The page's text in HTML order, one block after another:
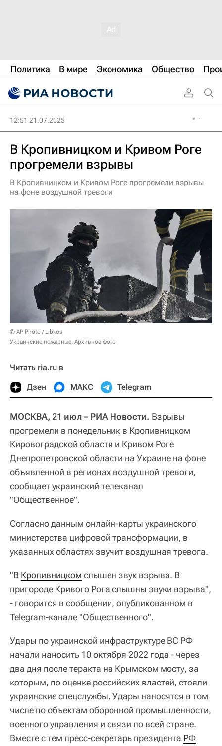
Политика В мире Экономика Общество
12:51 21.07.2025
В Кропивницком и Кривом Роге
прогремели взрывы
В Кропивницком и Кривом Роге прогремели взрывы
на фоне воздушной тревоги
© AP Photo / Libkos
Украинские пожарные. Архивное фото
Читать ria.ru в
Дзен МАКС Telegram
МОСКВА, 21 июл – РИА Новости. Взрывы
прогремели в понедельник в Кропивницком
Кировоградской области и Кривом Роге
Днепропетровской области на Украине на фоне
объявленной в регионах воздушной тревоги,
сообщает украинский телеканал
"Общественное".
Согласно данным онлайн-карты украинского
министерства цифровой трансформации, в
указанных областях звучит воздушная тревога.
"В Кропивницком слышен звук взрыва. В
пригороде Кривого Рога слышны звуки взрыва",
- говорится в сообщении, опубликованном в
Telegram-канале "Общественного".
Удары по украинской инфраструктуре ВС РФ
начали наносить 10 октября 2022 года - через
два дня после теракта на Крымском мосту, за
которым, по оценке российских властей, стояли
украинские спецслужбы. Удары наносятся в том
числе по объектам оборонной промышленности,
военного управления и связи по всей стране.
Вместе с тем пресс-секретарь президента РФ